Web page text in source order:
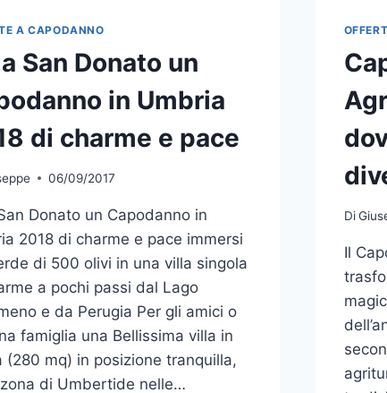
A CAPODANNO
San Donato un
in Umbria
di charme e pace
06/09/2017
Donato un Capodanno in
2018 di charme e pace immersi
di 500 olivi in una villa singola
a pochi passi dal Lago
e da Perugia Per gli amici o
famiglia una Bellissima villa in
(280 mq) in posizione tranquilla,
di Umbertide nelle…
Di
Il